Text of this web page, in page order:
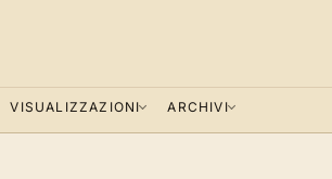
VISUALIZZAZIONI ARCHIVI